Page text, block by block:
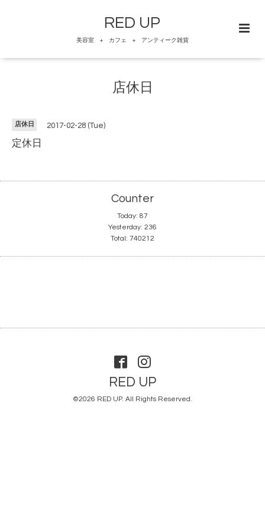
RED UP
美容室 + カフェ + アンティーク雑貨
店休日
店休日 2017-02-28 (Tue)
定休日
Counter
Today: 87
Yesterday: 236
Total: 740212
RED UP
©2026 RED UP. All Rights Reserved.